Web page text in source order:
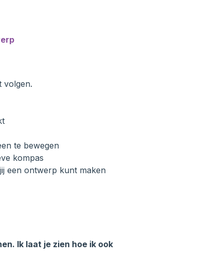
volgen.
te bewegen
kompas
een ontwerp kunt maken
Ik laat je zien hoe ik ook